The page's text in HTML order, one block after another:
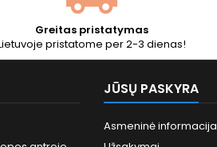
Greitas pristatymas
pristatome per 2-3 dienas!
JŪSŲ PASKYRA
Asmeninė informacija